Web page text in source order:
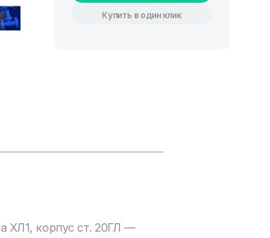
Купить в один клик
ХЛ1, корпус ст. 20ГЛ —